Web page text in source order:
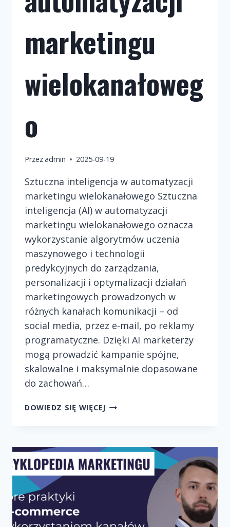
marketingu
wielokanałoweg
o
Przezadmin 2025-09-19
Sztuczna inteligencja w automatyzacji
marketingu wielokanałowego Sztuczna
inteligencja (AI) w automatyzacji
marketingu wielokanałowego oznacza
wykorzystanie algorytmów uczenia
maszynowego i technologii
predykcyjnych do zarządzania,
personalizacji i optymalizacji działań
marketingowych prowadzonych w
różnych kanałach komunikacji – od
social media, przez e-mail, po reklamy
programatyczne. Dzięki AI marketerzy
mogą prowadzić kampanie spójne,
skalowalne i maksymalnie dopasowane
do zachowań…
DOWIEDZ SIĘ WIĘCEJSZTUCZNA
MARKETINGU
WIELOKANAŁOWEGO